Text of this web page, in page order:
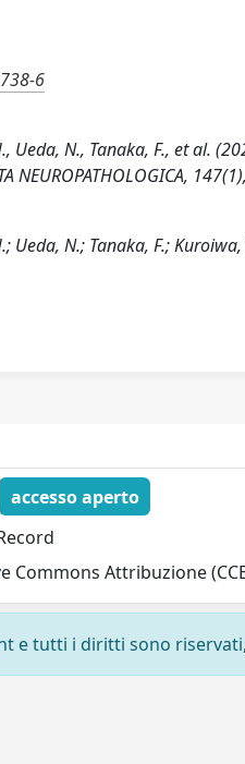
6
Ueda, N., Tanaka, F., et al.
NEUROPATHOLOGICA,
Ueda, N.; Tanaka, F.;
accesso aperto
Commons Attribuzione
e tutti i diritti sono